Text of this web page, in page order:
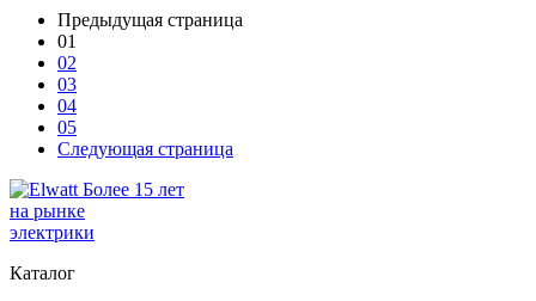
Предыдущая страница
01
02
03
04
05
Следующая страница
Более 15 лет
на рынке
электрики
Каталог